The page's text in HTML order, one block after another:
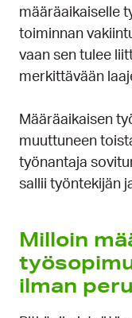
määräaikaiselle
toiminnan
vaan sen tulee
merkittävään
Määräaikaisen
muuttuneen
työnantaja
sallii työntekijän
Milloin
ilman